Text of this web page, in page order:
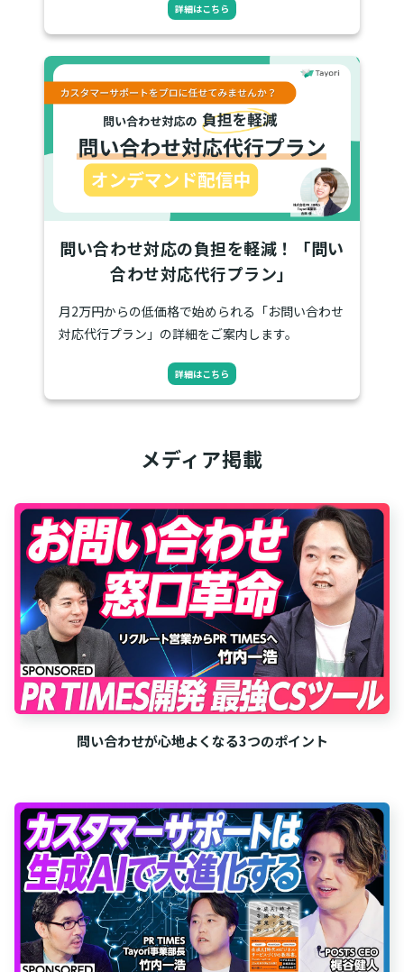
詳細はこちら
問い合わせ対応の負担を軽減！「問い
合わせ対応代行プラン」
月2万円からの低価格で始められる「お問い合わせ
対応代行プラン」の詳細をご案内します。
詳細はこちら
メディア掲載
問い合わせが心地よくなる3つのポイント